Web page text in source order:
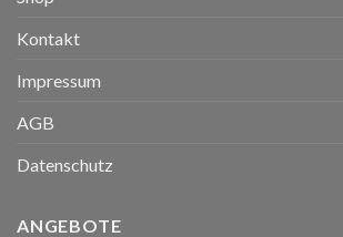
Kontakt
Impressum
AGB
Datenschutz
ANGEBOTE